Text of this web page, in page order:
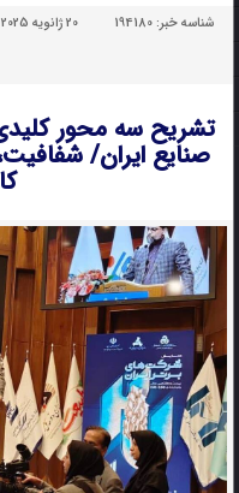
شناسه خبر:194180 20 ژانویه 2025 - 20:49
تشریح سه محور
صنایع ایران/